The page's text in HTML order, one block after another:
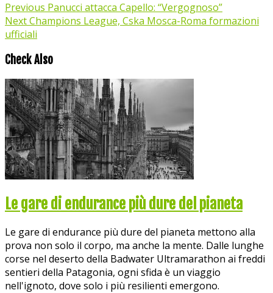
Previous Panucci attacca Capello: “Vergognoso”
NextChampions League, Cska Mosca-Roma formazioni
ufficiali
Check Also
Le gare di endurance più dure del pianeta
Le gare di endurance più dure del pianeta mettono alla
prova non solo il corpo, ma anche la mente. Dalle lunghe
corse nel deserto della Badwater Ultramarathon ai freddi
sentieri della Patagonia, ogni sfida è un viaggio
nell'ignoto, dove solo i più resilienti emergono.